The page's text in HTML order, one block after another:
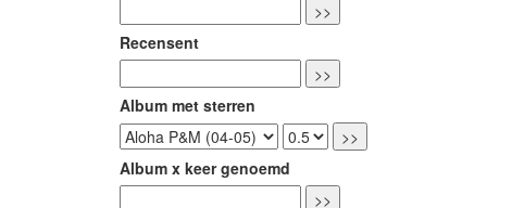
Recensent
Album met sterren
Album x keer genoemd